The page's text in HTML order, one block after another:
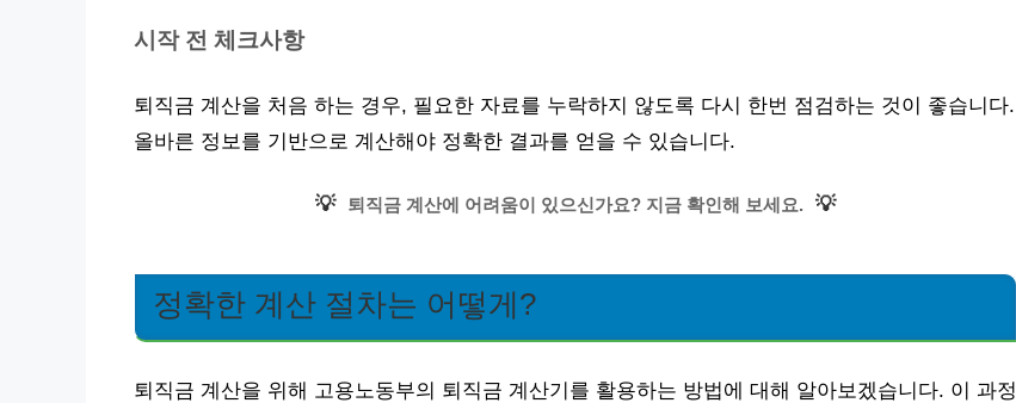
시작 전 체크사항
퇴직금 계산을 처음 하는 경우, 필요한 자료를 누락하지 않도록 다시 한번 점검하는 것이 좋습니다.
올바른 정보를 기반으로 계산해야 정확한 결과를 얻을 수 있습니다.
💡 퇴직금 계산에 어려움이 있으신가요? 지금 확인해 보세요. 💡
정확한 계산 절차는 어떻게?
퇴직금 계산을 위해 고용노동부의 퇴직금 계산기를 활용하는 방법에 대해 알아보겠습니다. 이 과정